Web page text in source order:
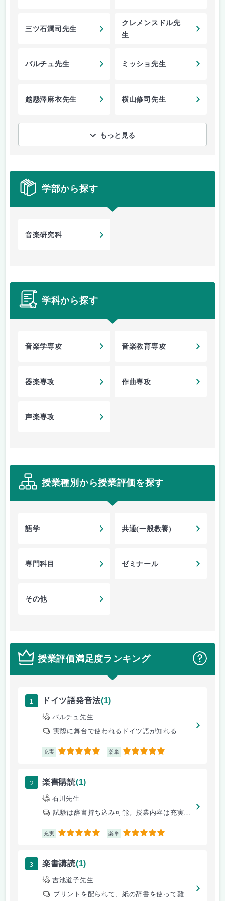
三ツ石潤司先生
クレメンスドル先
生
バルチュ先生 ミッショ先生
越懸澤麻衣先生 横山修司先生
もっと見る
学部から探す
音楽研究科
学科から探す
音楽学専攻 音楽教育専攻
器楽専攻 作曲専攻
声楽専攻
授業種別から授業評価を探す
語学 共通(一般教養)
専門科目 ゼミナール
その他
授業評価満足度ランキング ？
1 ドイツ語発音法(1)
バルチュ先生
実際に舞台で使われるドイツ語が知れる
充実 5 楽単 5
2 楽書購読(1)
石川先生
試験は辞書持ち込み可能。授業内容は充実しつつも、楽しい雰囲気で進む,
充実 5 楽単 5
3 楽書講読(1)
吉池道子先生
プリントを配られて、紙の辞書を使って難解なイタリア語構文を訳していく